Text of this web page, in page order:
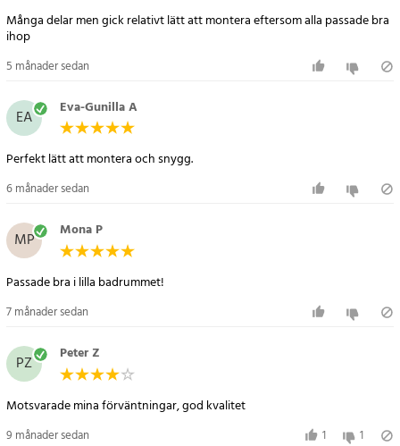
- Mått: 30 x 30 x 82 cm (L x B x H)
- Vikt: 8,3 kg
Många delar men gick relativt lätt att montera eftersom alla passade bra
ihop
5 månader sedan
EA Eva-Gunilla A
Perfekt lätt att montera och snygg.
6 månader sedan
MP Mona P
Passade bra i lilla badrummet!
7 månader sedan
PZ Peter Z
Motsvarade mina förväntningar, god kvalitet
9 månader sedan 1 1